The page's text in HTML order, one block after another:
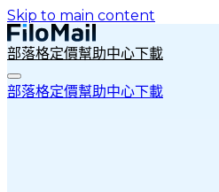
Skip to main content
部落格定價幫助中心下載
部落格定價幫助中心下載